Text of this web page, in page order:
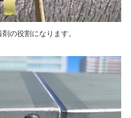
の役割になります。